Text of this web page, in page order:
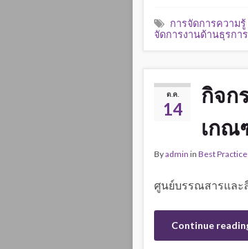
การจัดการความรู้
จัดการงานด้านธุรการ
ต.ค.
14
กิจก
เกณ
Byadmin in Best
ศูนย์บรรณสารและ
Continue